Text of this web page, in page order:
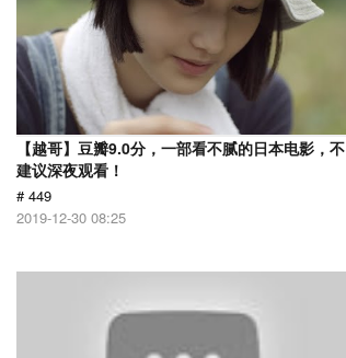
【越哥】豆瓣9.0分，一部看不腻的日本电影，不
建议深夜观看！
# 449
2019-12-30 08:25